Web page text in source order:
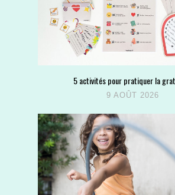
5 activités pour pratiquer la
9 AOÛT 2026